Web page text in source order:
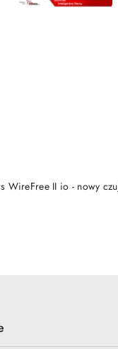
WireFree II io - nowy